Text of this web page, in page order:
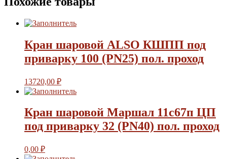
Кран шаровой ALSO КШПП под
приварку 100 (PN25) пол. проход
13720,00 ₽
Кран шаровой Маршал 11с67п ЦП
под приварку 32 (PN40) пол. проход
0,00 ₽